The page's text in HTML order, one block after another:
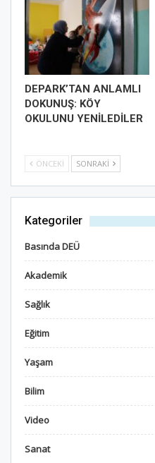
DEPARK’TAN ANLAMLI
DOKUNUŞ: KÖY
OKULUNU YENİLEDİLER
ÖNCEKI SONRAKI
Kategoriler
Basında DEÜ
Akademik
Sağlık
Eğitim
Yaşam
Bilim
Video
Sanat